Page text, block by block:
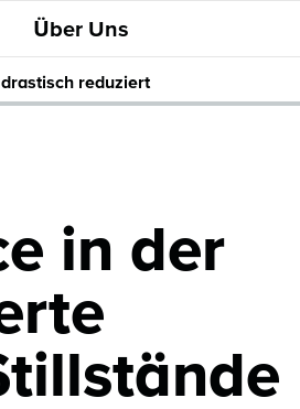
Über Uns
reduziert
in der